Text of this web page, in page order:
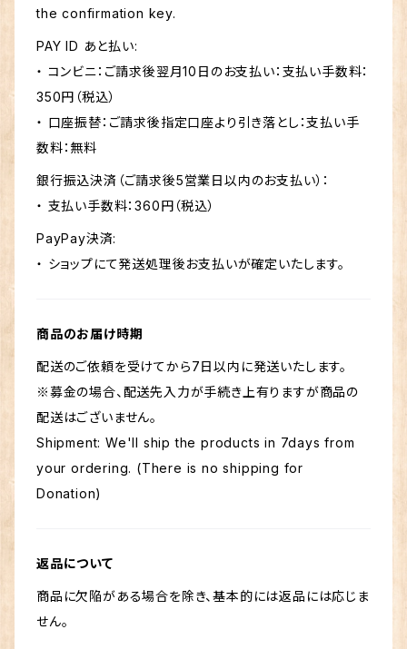
the confirmation key.
PAY ID あと払い:
・ コンビニ：ご請求後翌月10日のお支払い：支払い手数料：
350円（税込）
・ 口座振替：ご請求後指定口座より引き落とし：支払い手
数料：無料
銀行振込決済（ご請求後5営業日以内のお支払い）：
・ 支払い手数料：360円（税込）
PayPay決済:
・ ショップにて発送処理後お支払いが確定いたします。
商品のお届け時期
配送のご依頼を受けてから7日以内に発送いたします。
※募金の場合、配送先入力が手続き上有りますが商品の
配送はございません。
Shipment: We'll ship the products in 7days from
your ordering. (There is no shipping for
Donation)
返品について
商品に欠陥がある場合を除き、基本的には返品には応じま
せん。